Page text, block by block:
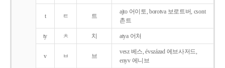
t ㅌ 트
ajto 어이토, borotva 보로트버, csont
촌트
ty ㅊ 치 atya 어처
v ㅂ 브
vesz 베스, évszázad 에브사저드,
enyv 에니브